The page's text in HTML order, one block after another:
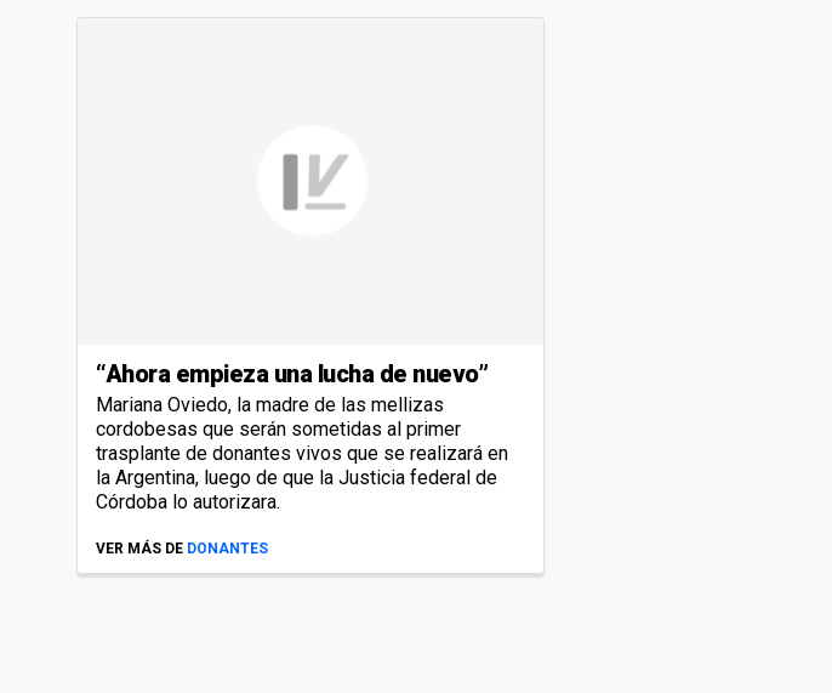
“Ahora empieza una lucha de nuevo”
Mariana Oviedo, la madre de las mellizas
cordobesas que serán sometidas al primer
trasplante de donantes vivos que se realizará en
la Argentina, luego de que la Justicia federal de
Córdoba lo autorizara.
VER MÁS DE DONANTES